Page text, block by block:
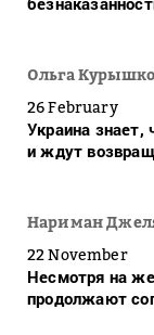
Ольга Курышко
26 February
Украина
и ждут
Нариман
22 November
Несмотря на
продолжают